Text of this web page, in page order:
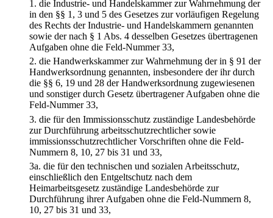
1. die Industrie- und Handelskammer zur Wahrnehmung der
in den §§ 1, 3 und 5 des Gesetzes zur vorläufigen Regelung
des Rechts der Industrie- und Handelskammern genannten
sowie der nach § 1 Abs. 4 desselben Gesetzes übertragenen
Aufgaben ohne die Feld-Nummer 33,
2. die Handwerkskammer zur Wahrnehmung der in § 91 der
Handwerksordnung genannten, insbesondere der ihr durch
die §§ 6, 19 und 28 der Handwerksordnung zugewiesenen
und sonstiger durch Gesetz übertragener Aufgaben ohne die
Feld-Nummer 33,
3. die für den Immissionsschutz zuständige Landesbehörde
zur Durchführung arbeitsschutzrechtlicher sowie
immissionsschutzrechtlicher Vorschriften ohne die Feld-
Nummern 8, 10, 27 bis 31 und 33,
3a. die für den technischen und sozialen Arbeitsschutz,
einschließlich den Entgeltschutz nach dem
Heimarbeitsgesetz zuständige Landesbehörde zur
Durchführung ihrer Aufgaben ohne die Feld-Nummern 8,
10, 27 bis 31 und 33,